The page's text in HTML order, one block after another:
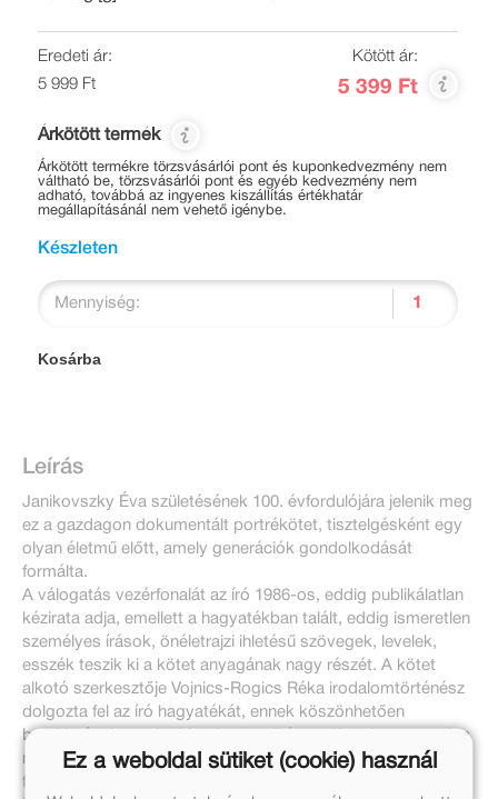
Eredeti ár:
5 999 Ft
Kötött ár:
5 399 Ft
Árkötött termék
Árkötött termékre törzsvásárlói pont és kuponkedvezmény nem
váltható be, törzsvásárlói pont és egyéb kedvezmény nem
adható, továbbá az ingyenes kiszállítás értékhatár
megállapításánál nem vehető igénybe.
Készleten
Mennyiség:
Kosárba
Leírás
Janikovszky Éva születésének 100. évfordulójára jelenik meg
ez a gazdagon dokumentált portrékötet, tisztelgésként egy
olyan életmű előtt, amely generációk gondolkodását
formálta.
A válogatás vezérfonalát az író 1986-os, eddig publikálatlan
kézirata adja, emellett a hagyatékban talált, eddig ismeretlen
személyes írások, önéletrajzi ihletésű szövegek, levelek,
esszék teszik ki a kötet anyagának nagy részét. A kötet
alkotó szerkesztője Vojnics-Rogics Réka irodalomtörténész
dolgozta fel az író hagyatékát, ennek köszönhetően
betekintést kapunk abba, hogy miként születtek meg azok a
művek, amelyek egyszerre szólnak gyerekekhez és
felnőttekhez itthon és a világ számos országában; s az is jól
Ez a weboldal sütiket (cookie) használ